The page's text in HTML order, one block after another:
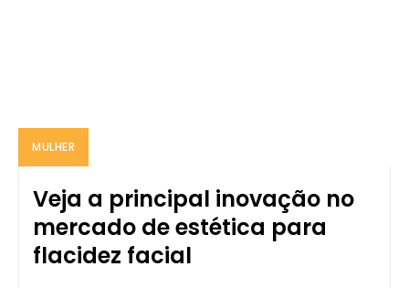
MULHER
Veja a principal inovação no
mercado de estética para
flacidez facial